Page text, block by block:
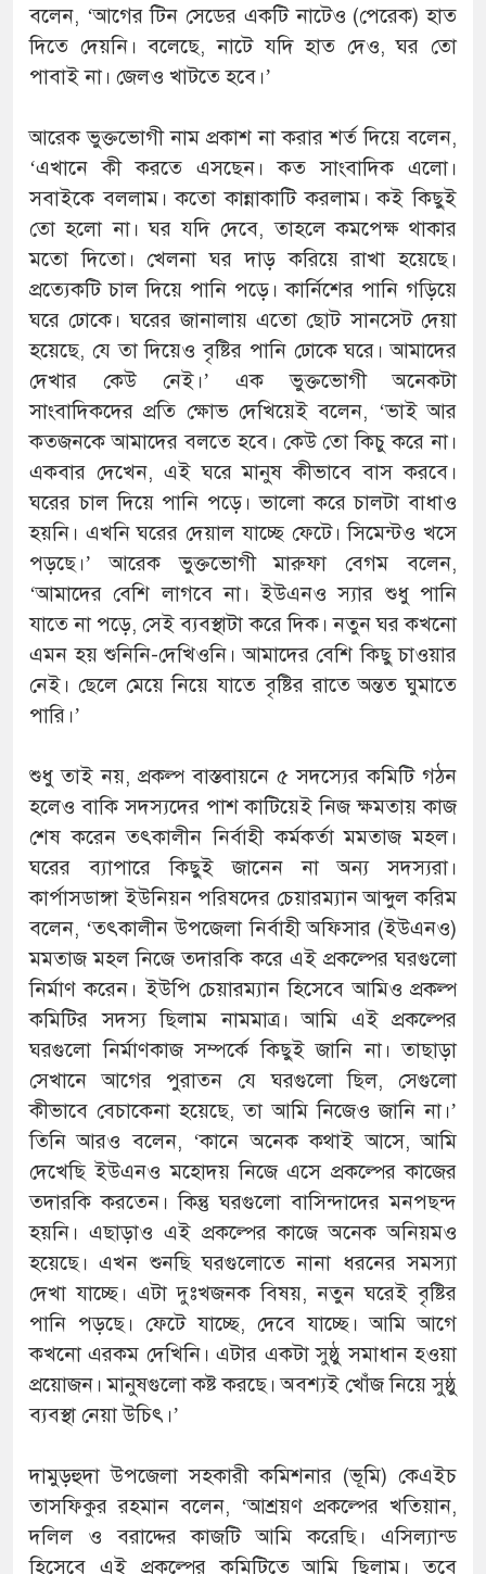
বলেন, ‘আগের টিন সেডের একটি নাটেও (পেরেক) হাত
দিতে দেয়নি। বলেছে, নাটে যদি হাত দেও, ঘর তো
পাবাই না। জেলও খাটতে হবে।’
আরেক ভুক্তভোগী নাম প্রকাশ না করার শর্ত দিয়ে বলেন,
‘এখানে কী করতে এসছেন। কত সাংবাদিক এলো।
সবাইকে বললাম। কতো কান্নাকাটি করলাম। কই কিছুই
তো হলো না। ঘর যদি দেবে, তাহলে কমপেক্ষ থাকার
মতো দিতো। খেলনা ঘর দাড় করিয়ে রাখা হয়েছে।
প্রত্যেকটি চাল দিয়ে পানি পড়ে। কার্নিশের পানি গড়িয়ে
ঘরে ঢোকে। ঘরের জানালায় এতো ছোট সানসেট দেয়া
হয়েছে, যে তা দিয়েও বৃষ্টির পানি ঢোকে ঘরে। আমাদের
দেখার কেউ নেই।’ এক ভুক্তভোগী অনেকটা
সাংবাদিকদের প্রতি ক্ষোভ দেখিয়েই বলেন, ‘ভাই আর
কতজনকে আমাদের বলতে হবে। কেউ তো কিচু করে না।
একবার দেখেন, এই ঘরে মানুষ কীভাবে বাস করবে।
ঘরের চাল দিয়ে পানি পড়ে। ভালো করে চালটা বাধাও
হয়নি। এখনি ঘরের দেয়াল যাচ্ছে ফেটে। সিমেন্টও খসে
পড়ছে।’ আরেক ভুক্তভোগী মারুফা বেগম বলেন,
‘আমাদের বেশি লাগবে না। ইউএনও স্যার শুধু পানি
যাতে না পড়ে, সেই ব্যবস্থাটা করে দিক। নতুন ঘর কখনো
এমন হয় শুনিনি-দেখিওনি। আমাদের বেশি কিছু চাওয়ার
নেই। ছেলে মেয়ে নিয়ে যাতে বৃষ্টির রাতে অন্তত ঘুমাতে
পারি।’
শুধু তাই নয়, প্রকল্প বাস্তবায়নে ৫ সদস্যের কমিটি গঠন
হলেও বাকি সদস্যদের পাশ কাটিয়েই নিজ ক্ষমতায় কাজ
শেষ করেন তৎকালীন নির্বাহী কর্মকর্তা মমতাজ মহল।
ঘরের ব্যাপারে কিছুই জানেন না অন্য সদস্যরা।
কার্পাসডাঙ্গা ইউনিয়ন পরিষদের চেয়ারম্যান আব্দুল করিম
বলেন, ‘তৎকালীন উপজেলা নির্বাহী অফিসার (ইউএনও)
মমতাজ মহল নিজে তদারকি করে এই প্রকল্পের ঘরগুলো
নির্মাণ করেন। ইউপি চেয়ারম্যান হিসেবে আমিও প্রকল্প
কমিটির সদস্য ছিলাম নামমাত্র। আমি এই প্রকল্পের
ঘরগুলো নির্মাণকাজ সম্পর্কে কিছুই জানি না। তাছাড়া
সেখানে আগের পুরাতন যে ঘরগুলো ছিল, সেগুলো
কীভাবে বেচাকেনা হয়েছে, তা আমি নিজেও জানি না।’
তিনি আরও বলেন, ‘কানে অনেক কথাই আসে, আমি
দেখেছি ইউএনও মহোদয় নিজে এসে প্রকল্পের কাজের
তদারকি করতেন। কিন্তু ঘরগুলো বাসিন্দাদের মনপছন্দ
হয়নি। এছাড়াও এই প্রকল্পের কাজে অনেক অনিয়মও
হয়েছে। এখন শুনছি ঘরগুলোতে নানা ধরনের সমস্যা
দেখা যাচ্ছে। এটা দুঃখজনক বিষয়, নতুন ঘরেই বৃষ্টির
পানি পড়ছে। ফেটে যাচ্ছে, দেবে যাচ্ছে। আমি আগে
কখনো এরকম দেখিনি। এটার একটা সুষ্ঠু সমাধান হওয়া
প্রয়োজন। মানুষগুলো কষ্ট করছে। অবশ্যই খোঁজ নিয়ে সুষ্ঠু
ব্যবস্থা নেয়া উচিৎ।’
দামুড়হুদা উপজেলা সহকারী কমিশনার (ভূমি) কেএইচ
তাসফিকুর রহমান বলেন, ‘আশ্রয়ণ প্রকল্পের খতিয়ান,
দলিল ও বরাদ্দের কাজটি আমি করেছি। এসিল্যান্ড
হিসেবে এই প্রকল্পের কমিটিতে আমি ছিলাম। তবে